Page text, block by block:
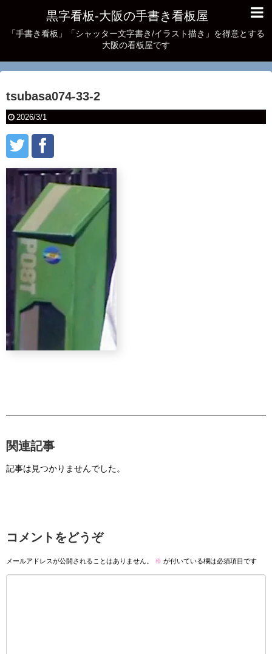
黒字看板‐大阪の手書き看板屋
「手書き看板」「シャッター文字書き/イラスト描き」を得意とする
大阪の看板屋です
tsubasa074-33-2
2026/3/1
関連記事
記事は見つかりませんでした。
コメントをどうぞ
メールアドレスが公開されることはありません。 ※ が付いている欄は必須項目です